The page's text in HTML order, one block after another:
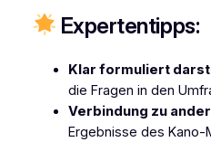
Expertentipps:
Klar formuliert
die Fragen in den
Verbindung zu
Ergebnisse des Kano-